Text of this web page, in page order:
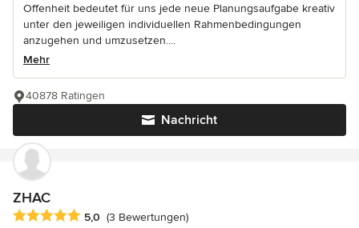
Offenheit bedeutet für uns jede neue Planungsaufgabe kreativ
unter den jeweiligen individuellen Rahmenbedingungen
anzugehen und umzusetzen....
Mehr
Nachricht
40878 Ratingen
ZHAC
Durchschnittliche Bewertung: 5 von 5 Sternen
5,0 (3 Bewertungen)